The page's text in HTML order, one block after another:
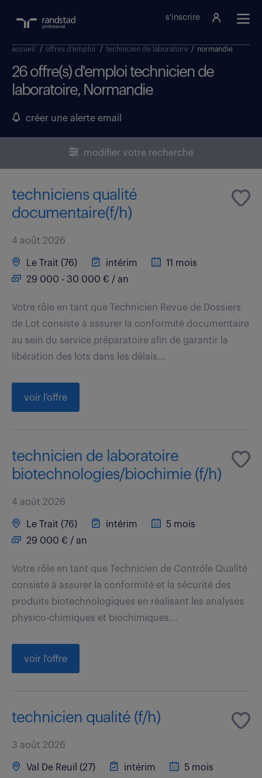
s'inscrire
accueil / offres d'emploi / technicien de laboratoire / normandie
26 offre(s) d'emploi technicien de
laboratoire, Normandie
créer une alerte email
modifier votre recherche
techniciens qualité
documentaire(f/h)
4 août 2026
Le Trait (76) intérim
11 mois
29 000 - 30 000 € / an
Votre rôle en tant que Technicien Revue de Dossiers
de Lot consiste à assurer la conformité documentaire
au sein du service préparatoire afin de garantir la
libération des lots dans les délais...
voir l'offre
technicien de laboratoire
biotechnologies/biochimie (f/h)
4 août 2026
Le Trait (76) intérim
5 mois
29 000 € / an
Votre rôle en tant que Technicien de Contrôle Qualité
consiste à assurer la conformité et la sécurité des
produits biotechnologiques en réalisant les analyses
physico-chimiques et biochimiques...
voir l'offre
technicien qualité (f/h)
3 août 2026
Val De Reuil (27) intérim
5 mois